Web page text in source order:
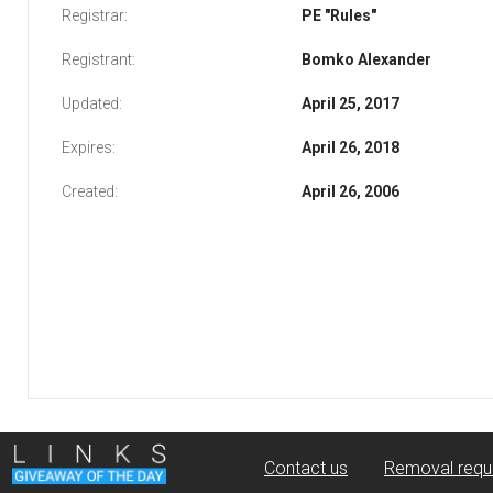
Registrar: PE "Rules"
Registrant: Bomko Alexander
Updated: April 25, 2017
Expires: April 26, 2018
Created: April 26, 2006
Contact us Removal